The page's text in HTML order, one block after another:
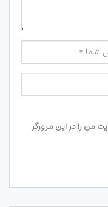
من را در این مرورگر